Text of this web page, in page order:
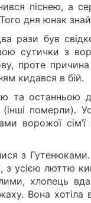
піснею, а
дня юнак
рази був
сутички з
проте причина
кидався в бій.
та останньою
померли).
ворожої сім’ї
з
усією люттю
хлопець
Вона хотіла